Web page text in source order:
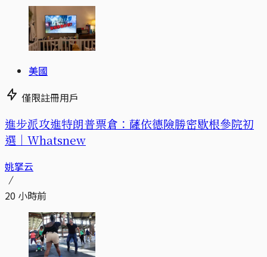
美國
僅限註冊用戶
進步派攻進特朗普票倉：薩依德險勝密歇根參院初
選｜Whatsnew
姚拏云
20 小時前